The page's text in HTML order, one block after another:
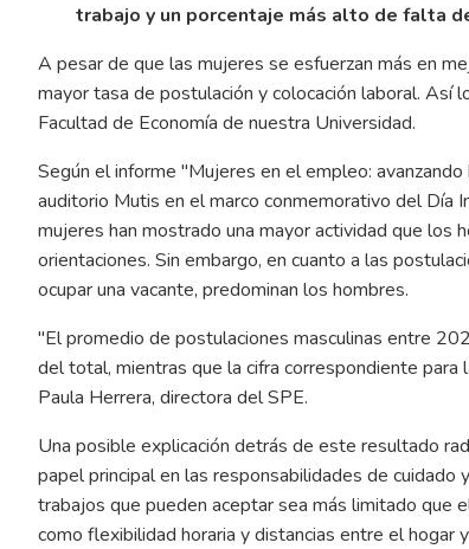
trabajo y un porcentaje más alto de falta
A pesar de que las mujeres se esfuerzan más en
mayor tasa de postulación y colocación laboral. Así
Facultad de Economía de nuestra Universidad.
Según el informe "Mujeres en el empleo:
auditorio Mutis en el marco conmemorativo del
mujeres han mostrado una mayor actividad que los
orientaciones. Sin embargo, en cuanto a las
ocupar una vacante, predominan los hombres.
"El promedio de postulaciones masculinas entre
del total, mientras que la cifra correspondiente
Paula Herrera, directora del SPE.
Una posible explicación detrás de este resultado
papel principal en las responsabilidades de
trabajos que pueden aceptar sea más limitado que
como flexibilidad horaria y distancias entre el